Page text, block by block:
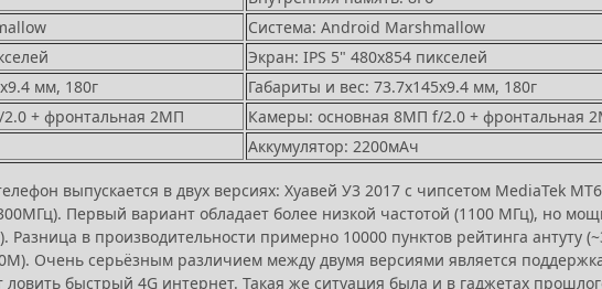
Система: Android Marshmallow
Экран: IPS 5" 480х854 пикселей
мм, 180г
Габариты и вес: 73.7х145х9.4 мм, 180г
+ фронтальная 2МП
Камеры: основная 8МП f/2.0 + фронтальная
Аккумулятор: 2200мАч
выпускается в двух версиях: Хуавей У3 2017 с чипсетом MediaTek
Первый вариант обладает более низкой частотой (1100 МГц), но
Разница в производительности примерно 10000 пунктов рейтинга антуту
Очень серьёзным различием между двумя версиями является
ловить быстрый 4G интернет. Такая же ситуация была и в гаджетах